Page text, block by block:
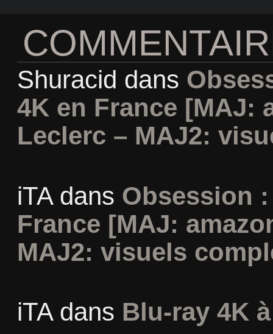
Shuracid dans
4K en France [MAJ:
Leclerc – MAJ2:
iTAdans Obsession
France [MAJ:
MAJ2: visuels
iTAdans Blu-ray 4K